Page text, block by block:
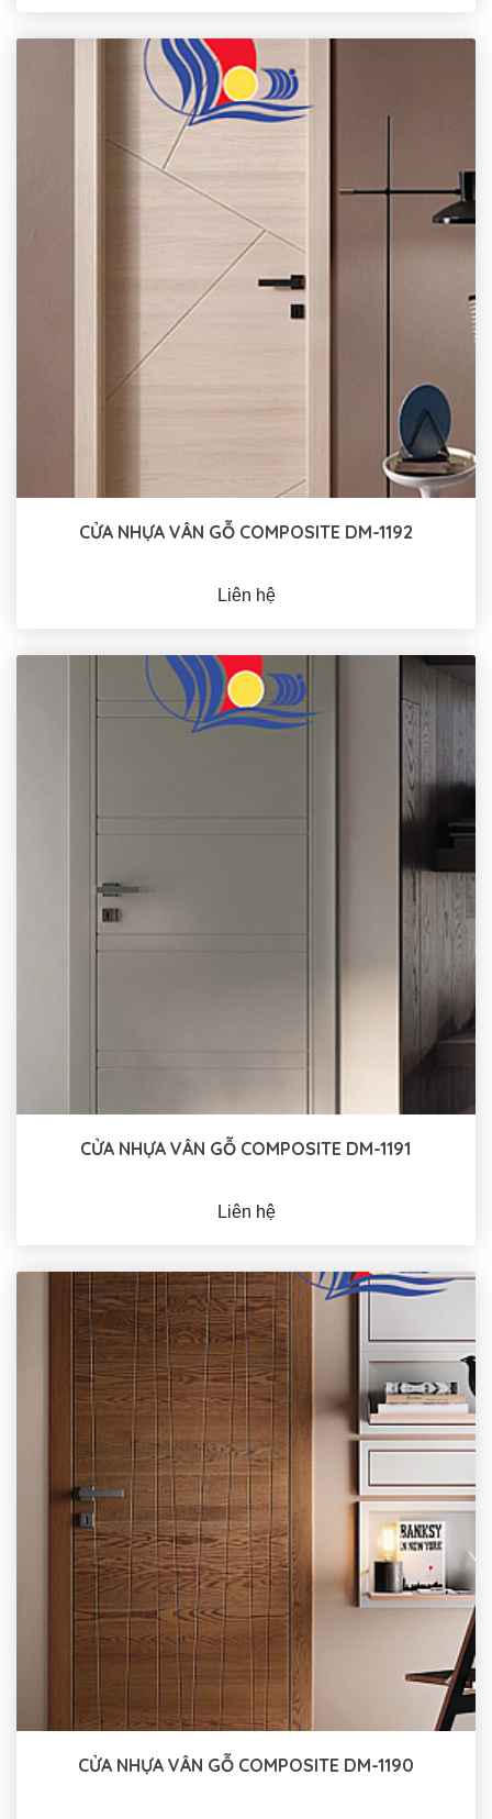
CỬA NHỰA VÂN GỖ COMPOSITE DM-1192
Liên hệ
CỬA NHỰA VÂN GỖ COMPOSITE DM-1191
Liên hệ
CỬA NHỰA VÂN GỖ COMPOSITE DM-1190